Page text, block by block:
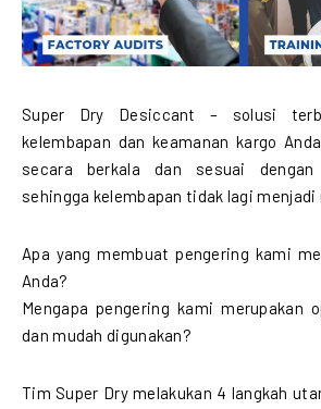
Super Dry Desiccant – solusi
kelembapan dan keamanan kargo
secara berkala dan sesuai dengan
sehingga kelembapan tidak lagi menjadi
Apa yang membuat pengering kami
Anda?
Mengapa pengering kami merupakan
dan mudah digunakan?
Tim Super Dry melakukan 4 langkah